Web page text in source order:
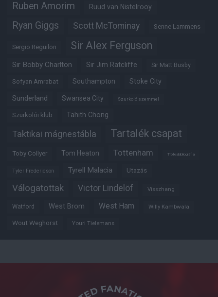
Ruben Amorim Ruud van Nistelrooy
Ryan Giggs Scott McTominay Senne Lammens
Sergio Reguilon Sir Alex Ferguson
Sir Bobby Charlton Sir Jim Ratcliffe Sir Matt Busby
Sofyan Amrabat Southampton Stoke City
Sunderland Swansea City Szurkoló szemmel
Szurkolói klub Tahith Chong
Taktikai mágnestábla Tartalék csapat
Toby Collyer Tom Heaton Tottenham Trófeabibliográfia
Tyler Fredericson Tyrell Malacia Utazás
Válogatottak Victor Lindelöf Visszhang
Watford West Brom West Ham Willy Kambwala
Wout Weghorst Youri Tielemans